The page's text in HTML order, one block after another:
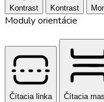
Kontrast Kontrast
Moduly orientácie
Čítacia linka Čítacia